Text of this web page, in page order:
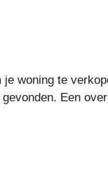
woning te
Een